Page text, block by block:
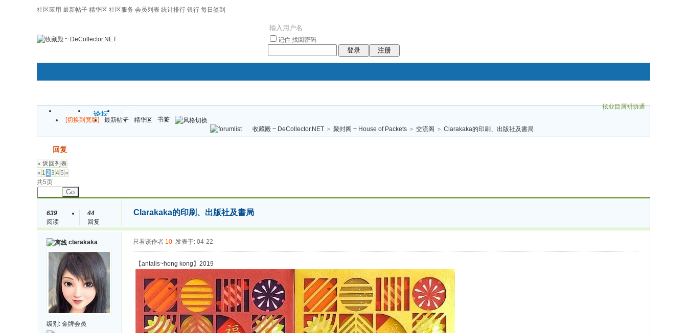
社区应用 最新帖子 精华区 社区服务 会员列表 统计排行 银行 每日签到
记住 找回密码
登录 注册
袨业目屑袇协通
门户 论坛
褔
袠袠袥眩褦
[切换到宽版] 最新帖子 精华区
书签
收藏殿 ~ DeCollector.NET > 聚封阁 ~ House of Packets > 交流阁 > Clarakaka的印刷、出版社及書局
回复
« 返回列表
« 1 23 45 »
共5页
Go
639
阅读
44
回复
Clarakaka的印刷、出版社及書局
clarakaka
级别: 金牌会员
只看该作者 10 发表于: 04-22
【antalis~hong kong】2019